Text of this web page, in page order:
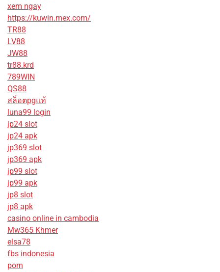
xem ngay
https://kuwin.mex.com/
TR88
LV88
JW88
tr88.krd
789WIN
QS88
สล็อตpgแท้
luna99 login
jp24 slot
jp24 apk
jp369 slot
jp369 apk
jp99 slot
jp99 apk
jp8 slot
jp8 apk
casino online in cambodia
Mw365 Khmer
elsa78
fbs indonesia
porn